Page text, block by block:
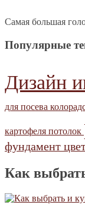
Самая большая
Популярные
Дизайн
для посева
картофеля потолок
фундамент
Как